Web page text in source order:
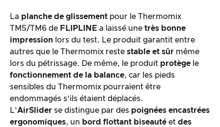
Traitement des produits & apparence
Le test pratique
Rapport qualité/prix
Résultat global
La planche de glissement pour le Thermomix
TM5/TM6 de FLIPLINE a laissé une très bonne
impression lors du test. Le produit garantit entre
autres que le Thermomix reste stable et sûr même
lors du pétrissage. De même, le produit protège le
fonctionnement de la balance, car les pieds
sensibles du Thermomix pourraient être
endommagés s’ils étaient déplacés.
L’AirSlider se distingue par des poignées encastrées
ergonomiques, un bord flottant biseauté et des